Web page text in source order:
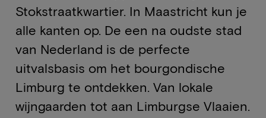
Stokstraatkwartier. In Maastricht kun je
alle kanten op. De een na oudste stad
van Nederland is de perfecte
uitvalsbasis om het bourgondische
Limburg te ontdekken. Van lokale
wijngaarden tot aan Limburgse Vlaaien.